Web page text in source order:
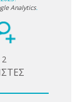
Analytics.
2